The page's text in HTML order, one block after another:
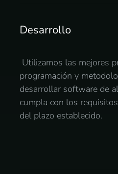
Desarrollo
Utilizamos las mejores
programación y
desarrollar software de
cumpla con los
del plazo establecido.